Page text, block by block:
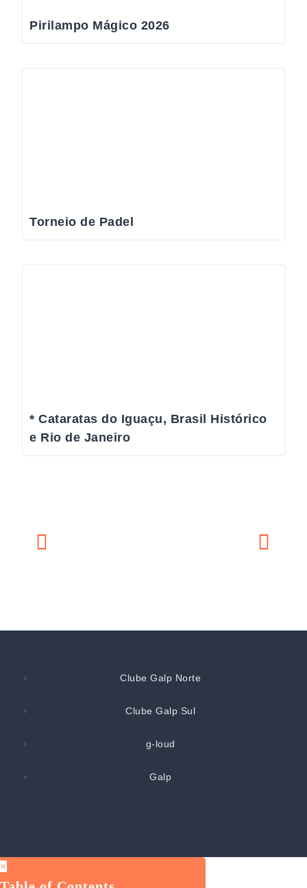
Pirilampo Mágico 2026
Torneio de Padel
* Cataratas do Iguaçu, Brasil Histórico
e Rio de Janeiro
Clube Galp Norte
Clube Galp Sul
g-loud
Galp
×